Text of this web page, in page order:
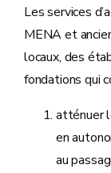
Les services
MENA et
locaux, des
fondations qui
atténuer
en
au